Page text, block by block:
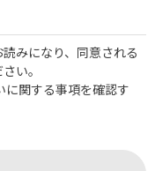
みになり、同意される
い。
に関する事項を確認す